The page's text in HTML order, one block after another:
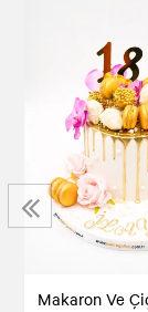
Makaron Ve
‹